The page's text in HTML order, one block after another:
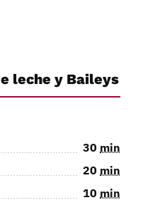
leche y Baileys
30 min
20 min
10 min